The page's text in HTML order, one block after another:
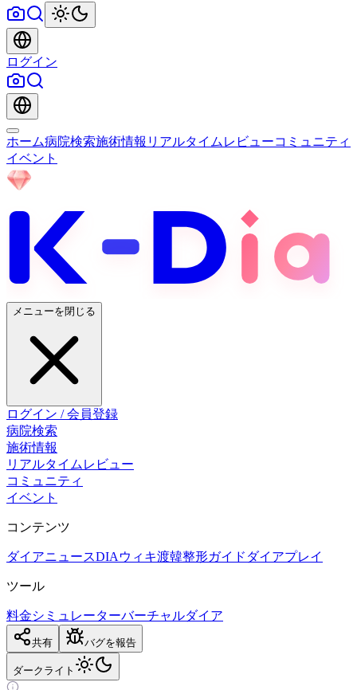
ログイン
ホーム病院検索施術情報 リアルタイムレビューコミュニティ
イベント
メニューを閉じる
ログイン / 会員登録
病院検索
施術情報
リアルタイムレビュー
コミュニティ
イベント
コンテンツ
ダイアニュースDIAウィキ渡韓整形ガイド ダイアプレイ
ツール
料金シミュレーターバーチャルダイア
共有 バグを報告
ダーク ライト